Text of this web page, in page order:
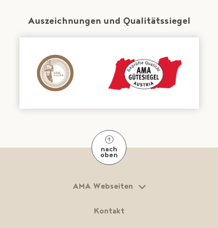
Auszeichnungen und Qualitätssiegel
nach
oben
AMA Webseiten
Kontakt